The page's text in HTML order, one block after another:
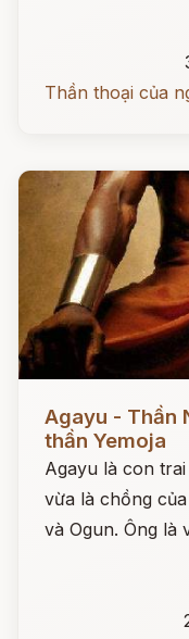
Thần thoại của
Agayu - Thần
thần Yemoja
Agayu là con
vừa là chồng
và Ogun. Ông là